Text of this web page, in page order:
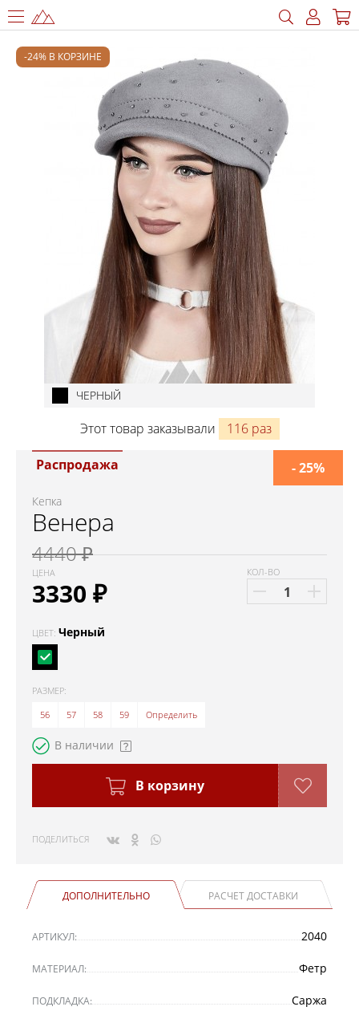
-24% В КОРЗИНЕ
ЧЕРНЫЙ
Этот товар заказывали 116 раз
Распродажа
Кепка
Венера
4440 ₽
ЦЕНА
3330 ₽
- 25%
КОЛ-ВО
ЦВЕТ: Черный
РАЗМЕР:
56
57 58 59 Определить
В наличии
В корзину
ПОДЕЛИТЬСЯ
ДОПОЛНИТЕЛЬНО РАСЧЕТ ДОСТАВКИ
АРТИКУЛ: 2040
МАТЕРИАЛ: Фетр
ПОДКЛАДКА: Саржа